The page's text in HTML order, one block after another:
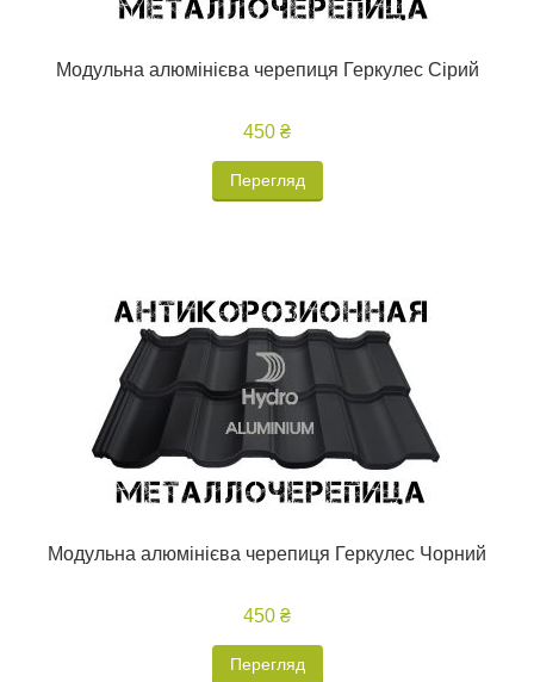
Модульна алюмінієва черепиця Геркулес Сірий
450 ₴
Перегляд
Модульна алюмінієва черепиця Геркулес Чорний
450 ₴
Перегляд